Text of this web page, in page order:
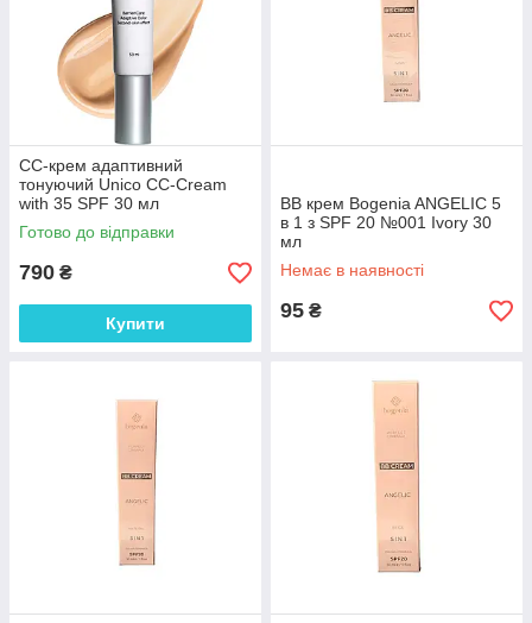
CC-крем адаптивний
тонуючий Unico CC-Cream
with 35 SPF 30 мл
Готово до відправки
790 ₴
Купити
BB крем Bogenia ANGELIC 5
в 1 з SPF 20 №001 Ivory 30
мл
Немає в наявності
95 ₴